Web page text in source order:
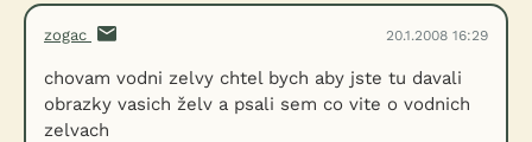
zogac 20.1.2008 16:29
chovam vodni zelvy chtel bych aby jste tu davali
obrazky vasich želv a psali sem co vite o vodnich
zelvach